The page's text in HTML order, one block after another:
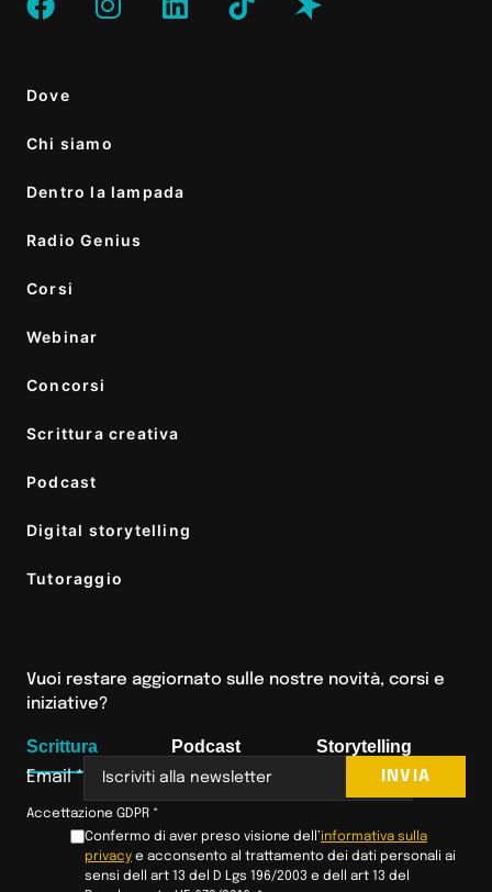
Dove
Chi siamo
Dentro la lampada
Radio Genius
Corsi
Webinar
Concorsi
Scrittura creativa
Podcast
Digital storytelling
Tutoraggio
Vuoi restare aggiornato sulle nostre novità, corsi e
iniziative?
Scrittura
Email*
Accettazione GDPR *
Confermo di aver preso visione dell’informativa sulla
privacy e acconsento al trattamento dei dati personali ai
sensi dell art 13 del D Lgs 196/2003 e dell art 13 del
INVIA
Podcast Storytelling